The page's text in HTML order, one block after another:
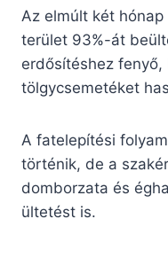
Az elmúlt két
terület 93%-át
erdősítéshez fenyő,
tölgycsemetéket
A fatelepítési
történik, de a
domborzata és
ültetést is.